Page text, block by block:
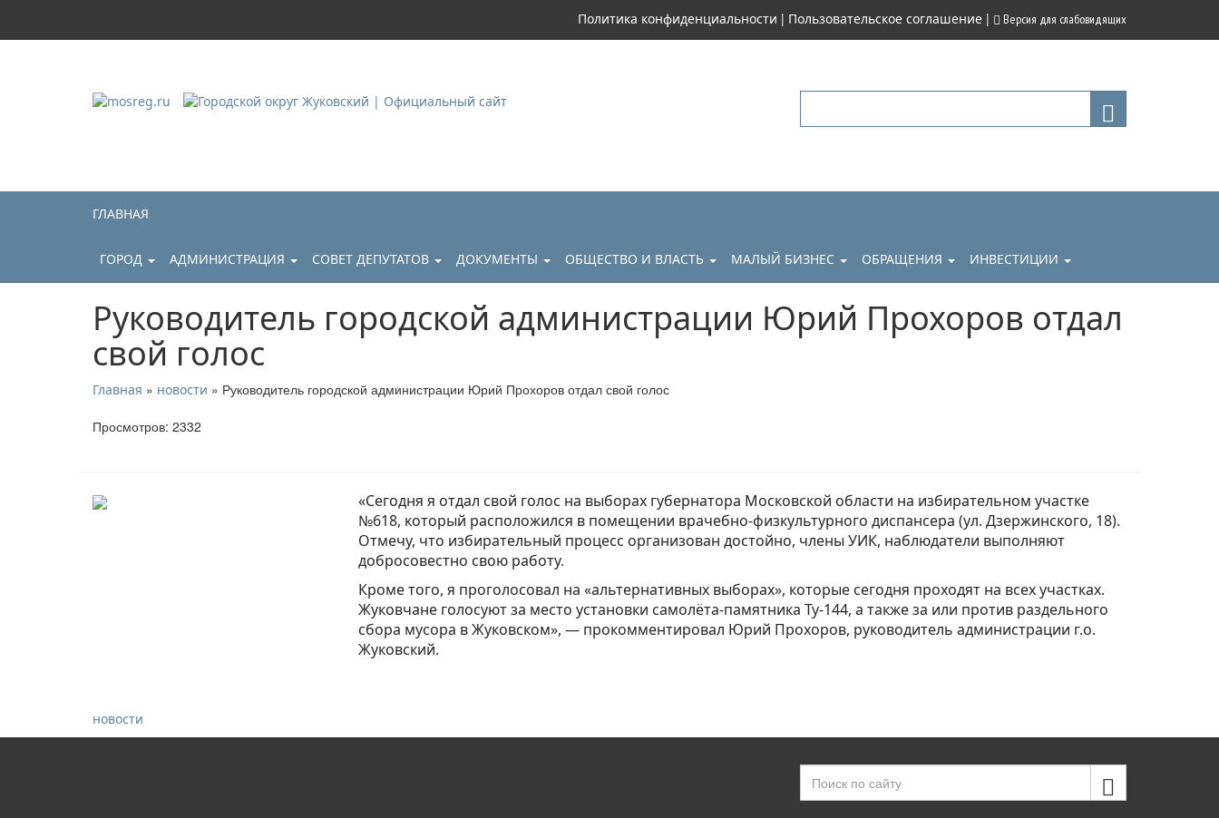
Политика конфиденциальности | Пользовательское соглашение | Версия для слабовидящих
ГЛАВНАЯ
ГОРОД АДМИНИСТРАЦИЯ СОВЕТ ДЕПУТАТОВ ДОКУМЕНТЫ ОБЩЕСТВО И ВЛАСТЬ МАЛЫЙ БИЗНЕС ОБРАЩЕНИЯ ИНВЕСТИЦИИ
Руководитель городской администрации Юрий Прохоров отдал
свой голос
Главная » новости » Руководитель городской администрации Юрий Прохоров отдал свой голос
Просмотров: 2332
«Сегодня я отдал свой голос на выборах губернатора Московской области на избирательном участке
№618, который расположился в помещении врачебно-физкультурного диспансера (ул. Дзержинского, 18).
Отмечу, что избирательный процесс организован достойно, члены УИК, наблюдатели выполняют
добросовестно свою работу.
Кроме того, я проголосовал на «альтернативных выборах», которые сегодня проходят на всех участках.
Жуковчане голосуют за место установки самолёта-памятника Ту-144, а также за или против раздельного
сбора мусора в Жуковском», — прокомментировал Юрий Прохоров, руководитель администрации г.о.
Жуковский.
новости